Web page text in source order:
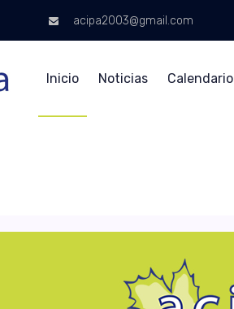
acipa2003@gmail.com
Inicio Noticias Calendario